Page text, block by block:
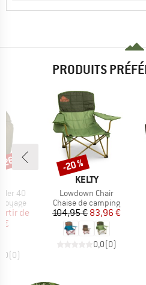
PRODUITS
40
réduit
de
€
(0)
%
MARQUE
KELTY
Article
Lowdown Chair
Product group
Chaise de camping
Prix
104,95 €Prix réduit
83,96 €
0,0(0)
Remise
-20 %